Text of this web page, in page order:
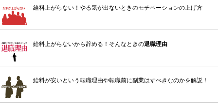
給料上がらない！やる気が出ないときのモチベーションの上げ方
給料上がらないから辞める！そんなときの退職理由
給料が安いという転職理由や転職前に副業はすべきなのかを解説！